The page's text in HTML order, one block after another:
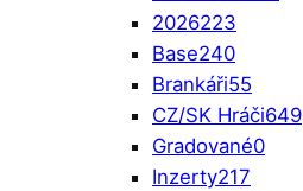
2026223
Base240
Brankáři55
CZ/SK Hráči649
Gradované0
Inzerty217